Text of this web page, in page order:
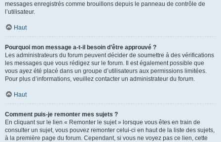
messages enregistrés comme brouillons depuis le panneau de contrôle de
l’utilisateur.
Haut
Pourquoi mon message a-t-il besoin d’être approuvé ?
Les administrateurs du forum peuvent décider de soumettre à des vérifications
les messages que vous rédigez sur le forum. Il est également possible que
vous ayez été placé dans un groupe d’utilisateurs aux permissions limitées.
Pour plus d’informations, veuillez contacter un administrateur du forum.
Haut
Comment puis-je remonter mes sujets ?
En cliquant sur le lien « Remonter le sujet » lorsque vous êtes en train de
consulter un sujet, vous pouvez remonter celui-ci en haut de la liste des sujets,
à la première page du forum. Cependant, si vous ne voyez pas ce lien, cette